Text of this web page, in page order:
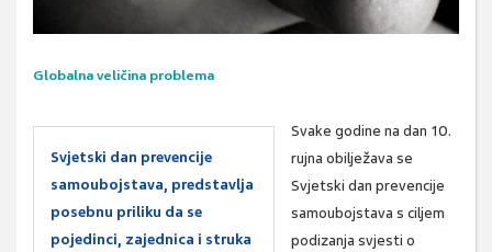
Globalna veličina problema
Svjetski dan prevencije
samoubojstava, predstavlja
posebnu priliku da se
pojedinci, zajednica i struka
Svake godine na dan 10.
rujna obilježava se
Svjetski dan prevencije
samoubojstava s ciljem
podizanja svjesti o